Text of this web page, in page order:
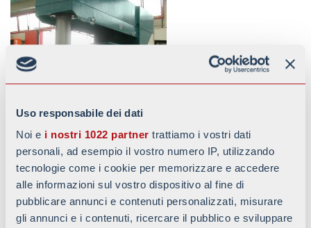
Uso responsabile dei dati
Noi e i nostri 1022 partner trattiamo i vostri dati
personali, ad esempio il vostro numero IP, utilizzando
tecnologie come i cookie per memorizzare e accedere
alle informazioni sul vostro dispositivo al fine di
pubblicare annunci e contenuti personalizzati, misurare
gli annunci e i contenuti, ricercare il pubblico e sviluppare